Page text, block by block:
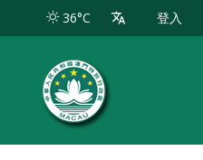
36°C 登入